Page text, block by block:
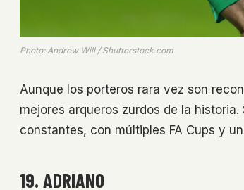
Photo: Andrew Will / Shutterstock.com
Aunque los porteros rara vez son
mejores arqueros zurdos de la
constantes, con múltiples FA Cups y
19. ADRIANO